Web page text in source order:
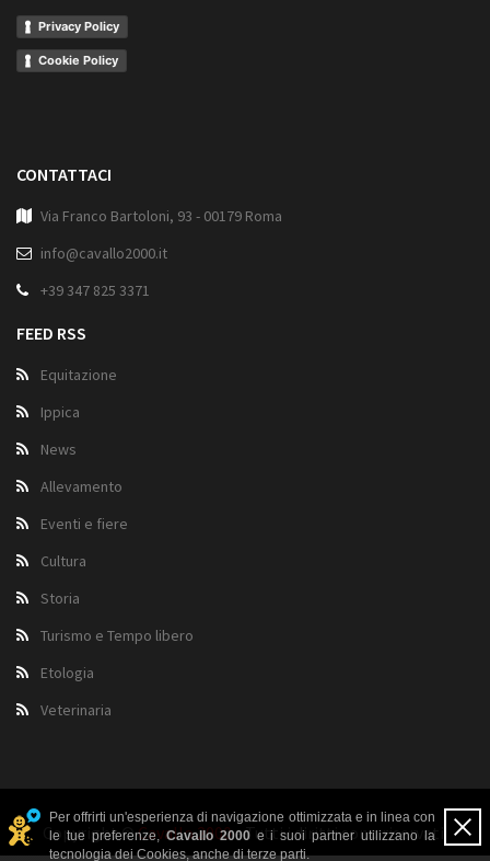
Privacy Policy
Cookie Policy
CONTATTACI
Via Franco Bartoloni, 93 - 00179 Roma
info@cavallo2000.it
+39 347 825 3371
FEED RSS
Equitazione
Ippica
News
Allevamento
Eventi e fiere
Cultura
Storia
Turismo e Tempo libero
Etologia
Veterinaria
Copyright ©Cavallo 2000- Tutti i diritti sono riservati.
Per offrirti un'esperienza di navigazione ottimizzata e in linea con
le tue preferenze,Cavallo 2000e i suoi partner utilizzano la
tecnologia dei Cookies, anche di terze parti.